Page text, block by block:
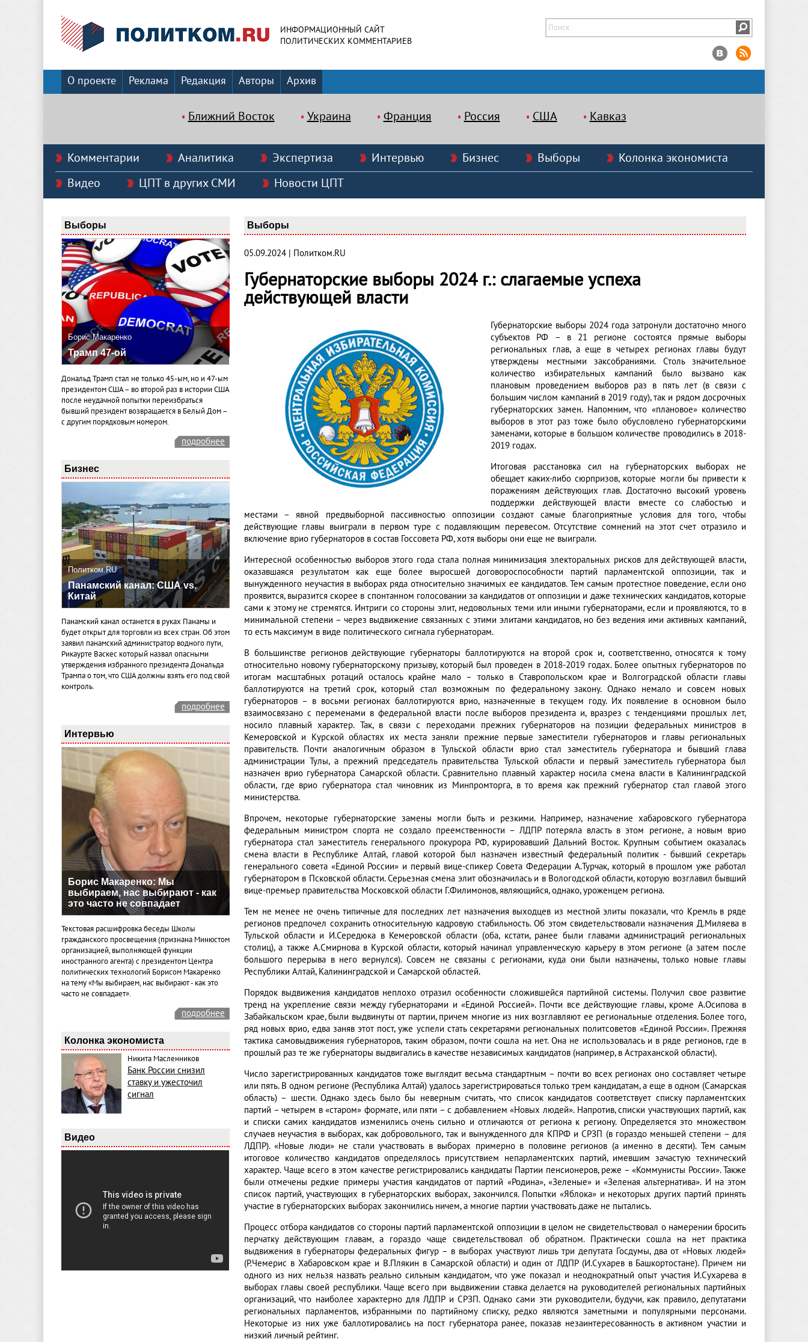
ИНФОРМАЦИОННЫЙ САЙТ
ПОЛИТИЧЕСКИХ КОММЕНТАРИЕВ
О проекте Реклама Редакция Авторы Архив
Ближний Восток Украина Франция Россия США Кавказ
Комментарии Аналитика Экспертиза Интервью Бизнес Выборы
Колонка экономиста
Видео
ЦПТ в других СМИ Новости ЦПТ
Выборы
Борис Макаренко
Трамп 47-ой
Дональд Трамп стал не только 45-ым, но и 47-ым
президентом США – во второй раз в истории США
после неудачной попытки переизбраться
бывший президент возвращается в Белый Дом –
с другим порядковым номером.
подробнее
Бизнес
Политком.RU
Панамский канал: США vs.
Китай
Панамский канал останется в руках Панамы и
будет открыт для торговли из всех стран. Об этом
заявил панамский администратор водного пути,
Рикаурте Васкес который назвал опасными
утверждения избранного президента Дональда
Трампа о том, что США должны взять его под свой
контроль.
подробнее
Интервью
Борис Макаренко: Мы
выбираем, нас выбирают - как
это часто не совпадает
Текстовая расшифровка беседы Школы
гражданского просвещения (признана Минюстом
организацией, выполняющей функции
иностранного агента) с президентом Центра
политических технологий Борисом Макаренко
на тему «Мы выбираем, нас выбирают - как это
часто не совпадает».
подробнее
Колонка экономиста
Никита Масленников
Банк России снизил
ставку и ужесточил
сигнал
Видео
Выборы
05.09.2024 | Политком.RU
Губернаторские выборы 2024 г.: слагаемые успеха
действующей власти
Губернаторские выборы 2024 года затронули достаточно много
субъектов РФ – в 21 регионе состоятся прямые выборы
региональных глав, а еще в четырех регионах главы будут
утверждены местными заксобраниями. Столь значительное
количество избирательных кампаний было вызвано как
плановым проведением выборов раз в пять лет (в связи с
большим числом кампаний в 2019 году), так и рядом досрочных
губернаторских замен. Напомним, что «плановое» количество
выборов в этот раз тоже было обусловлено губернаторскими
заменами, которые в большом количестве проводились в 2018-
2019 годах.
Итоговая расстановка сил на губернаторских выборах не
обещает каких-либо сюрпризов, которые могли бы привести к
поражениям действующих глав. Достаточно высокий уровень
поддержки действующей власти вместе со слабостью и
местами – явной предвыборной пассивностью оппозиции создают самые благоприятные условия для того, чтобы
действующие главы выиграли в первом туре с подавляющим перевесом. Отсутствие сомнений на этот счет отразило и
включение врио губернаторов в состав Госсовета РФ, хотя выборы они еще не выиграли.
Интересной особенностью выборов этого года стала полная минимизация электоральных рисков для действующей власти,
оказавшаяся результатом как еще более выросшей договороспособности партий парламентской оппозиции, так и
вынужденного неучастия в выборах ряда относительно значимых ее кандидатов. Тем самым протестное поведение, если оно
проявится, выразится скорее в спонтанном голосовании за кандидатов от оппозиции и даже технических кандидатов, которые
сами к этому не стремятся. Интриги со стороны элит, недовольных теми или иными губернаторами, если и проявляются, то в
минимальной степени – через выдвижение связанных с этими элитами кандидатов, но без ведения ими активных кампаний,
то есть максимум в виде политического сигнала губернаторам.
В большинстве регионов действующие губернаторы баллотируются на второй срок и, соответственно, относятся к тому
относительно новому губернаторскому призыву, который был проведен в 2018-2019 годах. Более опытных губернаторов по
итогам масштабных ротаций осталось крайне мало – только в Ставропольском крае и Волгоградской области главы
баллотируются на третий срок, который стал возможным по федеральному закону. Однако немало и совсем новых
губернаторов – в восьми регионах баллотируются врио, назначенные в текущем году. Их появление в основном было
взаимосвязано с переменами в федеральной власти после выборов президента и, вразрез с тенденциями прошлых лет,
носило плавный характер. Так, в связи с переходами прежних губернаторов на позиции федеральных министров в
Кемеровской и Курской областях их места заняли прежние первые заместители губернаторов и главы региональных
правительств. Почти аналогичным образом в Тульской области врио стал заместитель губернатора и бывший глава
администрации Тулы, а прежний председатель правительства Тульской области и первый заместитель губернатора был
назначен врио губернатора Самарской области. Сравнительно плавный характер носила смена власти в Калининградской
области, где врио губернатора стал чиновник из Минпромторга, в то время как прежний губернатор стал главой этого
министерства.
Впрочем, некоторые губернаторские замены могли быть и резкими. Например, назначение хабаровского губернатора
федеральным министром спорта не создало преемственности – ЛДПР потеряла власть в этом регионе, а новым врио
губернатора стал заместитель генерального прокурора РФ, курировавший Дальний Восток. Крупным событием оказалась
смена власти в Республике Алтай, главой которой был назначен известный федеральный политик - бывший секретарь
генерального совета «Единой России» и первый вице-спикер Совета Федерации А.Турчак, который в прошлом уже работал
губернатором в Псковской области. Серьезная смена элит обозначилась и в Вологодской области, которую возглавил бывший
вице-премьер правительства Московской области Г.Филимонов, являющийся, однако, уроженцем региона.
Тем не менее не очень типичные для последних лет назначения выходцев из местной элиты показали, что Кремль в ряде
регионов предпочел сохранить относительную кадровую стабильность. Об этом свидетельствовали назначения Д.Миляева в
Тульской области и И.Середюка в Кемеровской области (оба, кстати, ранее были главами администраций региональных
столиц), а также А.Смирнова в Курской области, который начинал управленческую карьеру в этом регионе (а затем после
большого перерыва в него вернулся). Совсем не связаны с регионами, куда они были назначены, только новые главы
Республики Алтай, Калининградской и Самарской областей.
Порядок выдвижения кандидатов неплохо отразил особенности сложившейся партийной системы. Получил свое развитие
тренд на укрепление связи между губернаторами и «Единой Россией». Почти все действующие главы, кроме А.Осипова в
Забайкальском крае, были выдвинуты от партии, причем многие из них возглавляют ее региональные отделения. Более того,
ряд новых врио, едва заняв этот пост, уже успели стать секретарями региональных политсоветов «Единой России». Прежняя
тактика самовыдвижения губернаторов, таким образом, почти сошла на нет. Она не использовалась и в ряде регионов, где в
прошлый раз те же губернаторы выдвигались в качестве независимых кандидатов (например, в Астраханской области).
Число зарегистрированных кандидатов тоже выглядит весьма стандартным – почти во всех регионах оно составляет четыре
или пять. В одном регионе (Республика Алтай) удалось зарегистрироваться только трем кандидатам, а еще в одном (Самарская
область) – шести. Однако здесь было бы неверным считать, что список кандидатов соответствует списку парламентских
партий – четырем в «старом» формате, или пяти – с добавлением «Новых людей». Напротив, списки участвующих партий, как
и списки самих кандидатов изменились очень сильно и отличаются от региона к региону. Определяется это множеством
случаев неучастия в выборах, как добровольного, так и вынужденного для КПРФ и СРЗП (в гораздо меньшей степени – для
ЛДПР). «Новые люди» не стали участвовать в выборах примерно в половине регионов (а именно в десяти). Тем самым
итоговое количество кандидатов определялось присутствием непарламентских партий, имевшим зачастую технический
характер. Чаще всего в этом качестве регистрировались кандидаты Партии пенсионеров, реже – «Коммунисты России». Также
были отмечены редкие примеры участия кандидатов от партий «Родина», «Зеленые» и «Зеленая альтернатива». И на этом
список партий, участвующих в губернаторских выборах, закончился. Попытки «Яблока» и некоторых других партий принять
участие в губернаторских выборах закончились ничем, а многие партии участвовать даже не пытались.
Процесс отбора кандидатов со стороны партий парламентской оппозиции в целом не свидетельствовал о намерении бросить
перчатку действующим главам, а гораздо чаще свидетельствовал об обратном. Практически сошла на нет практика
выдвижения в губернаторы федеральных фигур – в выборах участвуют лишь три депутата Госдумы, два от «Новых людей»
(Р.Чемерис в Хабаровском крае и В.Плякин в Самарской области) и один от ЛДПР (И.Сухарев в Башкортостане). Причем ни
одного из них нельзя назвать реально сильным кандидатом, что уже показал и неоднократный опыт участия И.Сухарева в
выборах главы своей республики. Чаще всего при выдвижении ставка делается на руководителей региональных партийных
организаций, что наиболее характерно для ЛДПР и СРЗП. Однако сами эти руководители, будучи, как правило, депутатами
региональных парламентов, избранными по партийному списку, редко являются заметными и популярными персонами.
Некоторые из них уже баллотировались на пост губернатора ранее, показав незаинтересованность в активном участии и
низкий личный рейтинг.